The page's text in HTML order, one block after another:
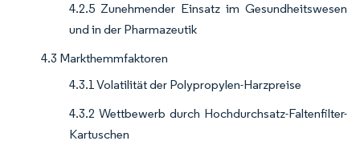
4.2.5 Zunehmender Einsatz im Gesundheitswesen
und in der Pharmazeutik
4.3 Markthemmfaktoren
4.3.1 Volatilität der Polypropylen-Harzpreise
4.3.2 Wettbewerb durch Hochdurchsatz-Faltenfilter-
Kartuschen